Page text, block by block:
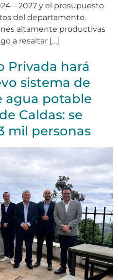
– 2027 y el presupuesto
del departamento.
altamente productivas
a resaltar […]
Privada hará
sistema de
agua potable
Caldas: se
mil personas